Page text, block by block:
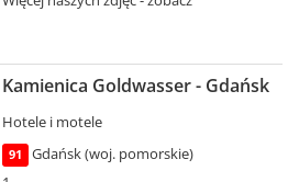
Kamienica Goldwasser - Gdańsk
Hotele i motele
91
Gdańsk (woj. pomorskie)